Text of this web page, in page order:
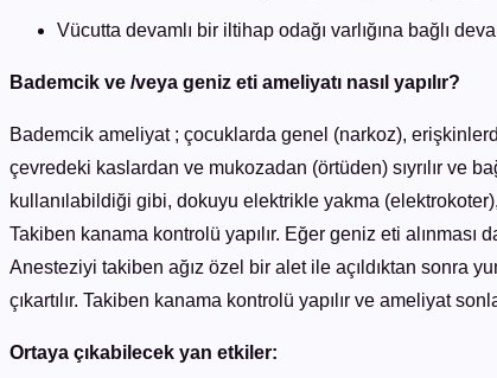
Vücutta devamlı bir iltihap odağı varlığına bağlı
Bademcik ve /veya geniz eti ameliyatı nasıl yapılır?
Bademcik ameliyat ; çocuklarda genel (narkoz),
çevredeki kaslardan ve mukozadan (örtüden) sıyrılır ve
kullanılabildiği gibi, dokuyu elektrikle yakma
Takiben kanama kontrolü yapılır. Eğer geniz eti alınması
Anesteziyi takiben ağız özel bir alet ile açıldıktan sonra
çıkartılır. Takiben kanama kontrolü yapılır ve ameliyat
Ortaya çıkabilecek yan etkiler: